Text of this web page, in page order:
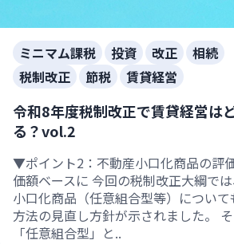
ミニマム課税 投資 改正
相続
税制改正
節税 賃貸経営
令和8年度税制改正で賃貸経営は
る？vol.2
▼ポイント2：不動産小口化商品の評
価額ベースに 今回の税制改正大綱で
小口化商品（任意組合型等）について
方法の見直し方針が示されました。
「任意組合型」と..